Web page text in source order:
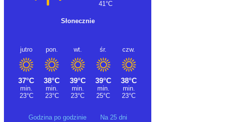
Godzina po godzinie Na 25 dni